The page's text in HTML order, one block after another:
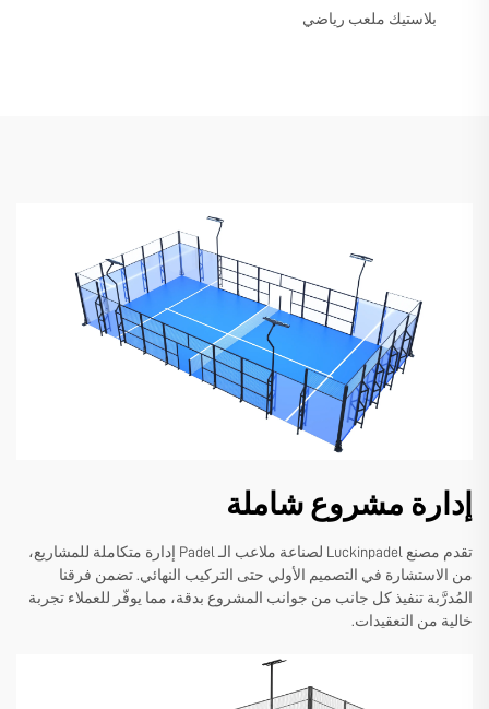
بلاستيك ملعب رياضي
إدارة مشروع شاملة
تقدم مصنع Luckinpadel لصناعة ملاعب الـ Padel إدارة متكاملة للمشاريع،
من الاستشارة في التصميم الأولي حتى التركيب النهائي. تضمن فرقنا
المُدرَّبة تنفيذ كل جانب من جوانب المشروع بدقة، مما يوفّر للعملاء تجربة
خالية من التعقيدات.